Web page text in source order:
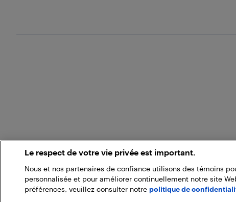
Le respect de votre vie privée est important.
Nous et nos partenaires de confiance utilisons des témoins
personnalisée et pour améliorer continuellement notre site
préférences, veuillez consulter notre politique de